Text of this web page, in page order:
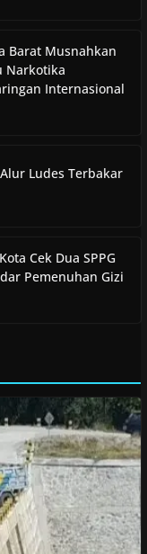
Barat Musnahkan
Narkotika
Internasional
Ludes Terbakar
Cek Dua SPPG
Pemenuhan Gizi